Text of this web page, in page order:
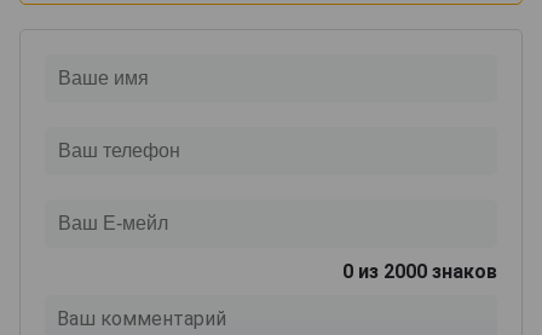
0 из 2000 знаков